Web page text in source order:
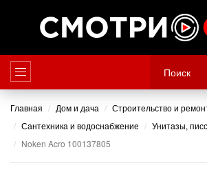
Главная Дом и дача
Строительство и
Сантехника и водоснабжение
Унитазы,
Noken Acro 100137805